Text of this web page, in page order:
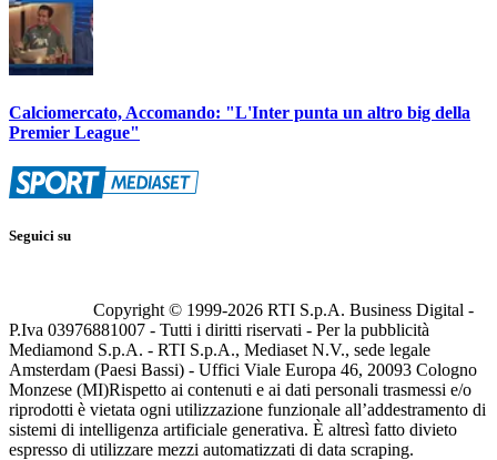
Calciomercato, Accomando: "L'Inter punta un altro big della
Premier League"
Seguici su
Copyright © 1999-2026 RTI S.p.A. Business Digital -
P.Iva 03976881007 - Tutti i diritti riservati - Per la pubblicità
Mediamond S.p.A. - RTI S.p.A., Mediaset N.V., sede legale
Amsterdam (Paesi Bassi) - Uffici Viale Europa 46, 20093 Cologno
Monzese (MI)Rispetto ai contenuti e ai dati personali trasmessi e/o
riprodotti è vietata ogni utilizzazione funzionale all’addestramento di
sistemi di intelligenza artificiale generativa. È altresì fatto divieto
espresso di utilizzare mezzi automatizzati di data scraping.